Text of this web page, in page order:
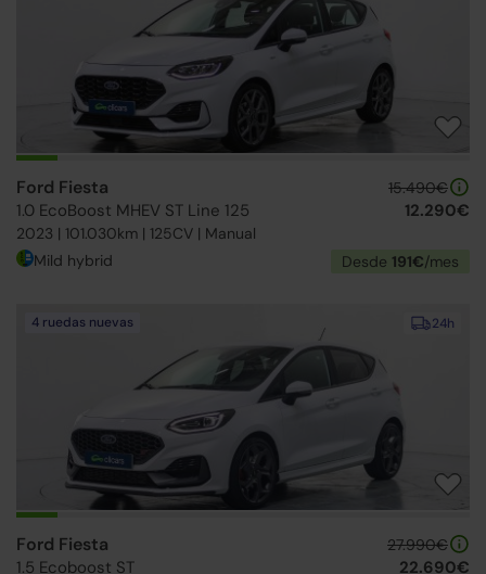
Ford Fiesta
1.0 EcoBoost MHEV ST Line 125
2023 | 101.030km | 125CV | Manual
15.490€
12.290€
Mild hybrid Desde 191€/mes
24h
4 ruedas nuevas
Ford Fiesta
1.5 Ecoboost ST
27.990€
22.690€